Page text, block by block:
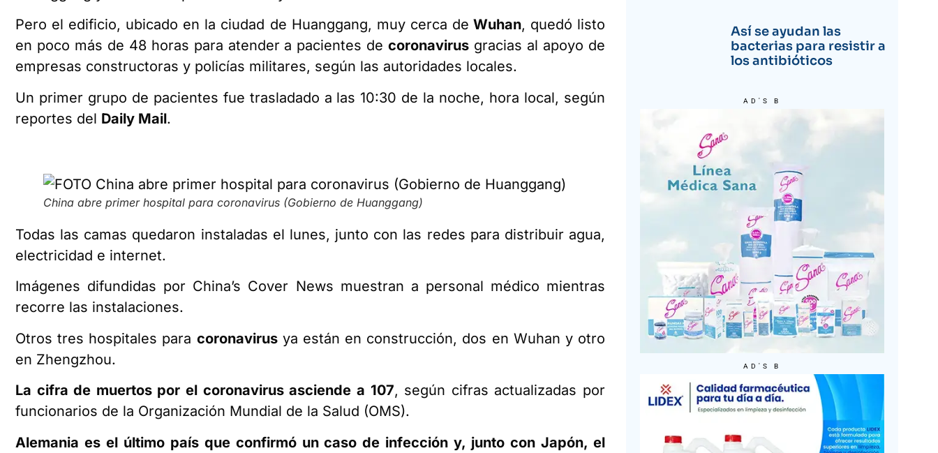
Pero el edificio, ubicado en la ciudad de Huanggang, muy cerca de Wuhan, quedó listo
en poco más de 48 horas para atender a pacientes decoronavirus gracias al apoyo de
empresas constructoras y policías militares, según las autoridades locales.
Un primer grupo de pacientes fue trasladado a las 10:30 de la noche, hora local, según
reportes del Daily Mail.
China abre primer hospital para coronavirus (Gobierno de Huanggang)
Todas las camas quedaron instaladas el lunes, junto con las redes para distribuir agua,
electricidad e internet.
Imágenes difundidas por China’s Cover News muestran a personal médico mientras
recorre las instalaciones.
Otros tres hospitales para coronavirusya están en construcción, dos en Wuhan y otro
en Zhengzhou.
La cifra de muertos por el coronavirus asciende a 107, según cifras actualizadas por
funcionarios de la Organización Mundial de la Salud (OMS).
Alemania es el último país que confirmó un caso de infección y, junto con Japón, el
Así se ayudan las
bacterias para resistir a
los antibióticos
AD'S B
AD'S B